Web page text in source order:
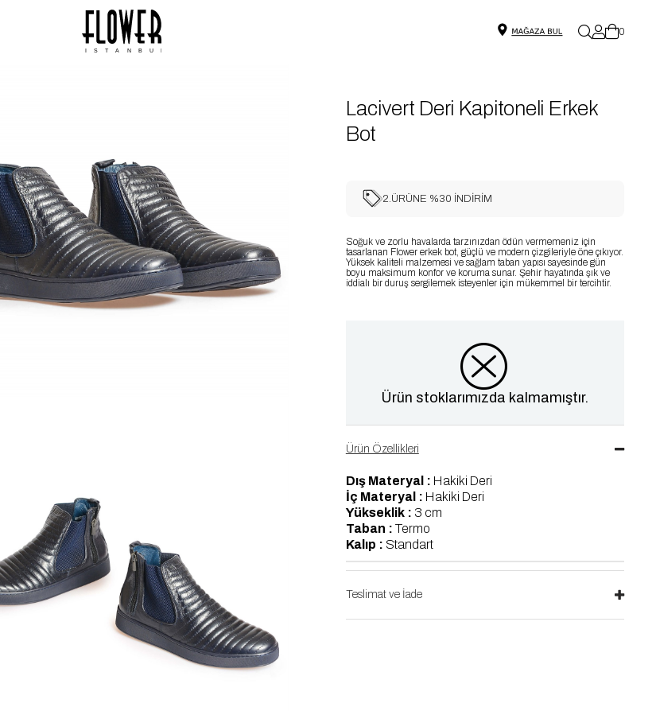
ISTANBUL
0
Lacivert Deri Kapitoneli Erkek
Bot
2.ÜRÜNE %30 İNDİRİM
Soğuk ve zorlu havalarda tarzınızdan ödün vermemeniz için
tasarlanan Flower erkek bot, güçlü ve modern çizgileriyle öne çıkıyor.
Yüksek kaliteli malzemesi ve sağlam taban yapısı sayesinde gün
boyu maksimum konfor ve koruma sunar. Şehir hayatında şık ve
iddialı bir duruş sergilemek isteyenler için mükemmel bir tercihtir.
Ürün stoklarımızda kalmamıştır.
Ürün Özellikleri
Dış Materyal : Hakiki Deri
İç Materyal : Hakiki Deri
Yükseklik : 3 cm
Taban : Termo
Kalıp : Standart
Teslimat ve İade